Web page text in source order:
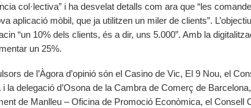
col·lectiva” i ha desvelat detalls com ara que “les
aplicació mòbil, que ja utilitzen un miler de clients”.
“un 10% dels clients, és a dir, uns 5.000”. Amb la
un 25%.
de l’Àgora d’opinió són el Casino de Vic, El 9 Nou, el
i la delegació d’Osona de la Cambra de Comerç de
de Manlleu – Oficina de Promoció Econòmica, el Consell